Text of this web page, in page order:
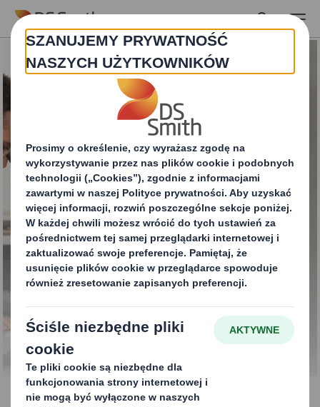
Skip to main content
Wszystko zaczyna się
ode mnie